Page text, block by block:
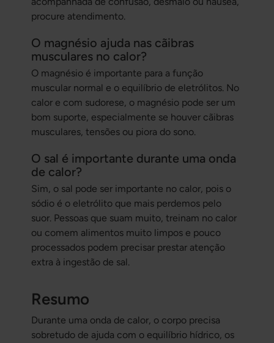
procure atendimento.
O magnésio ajuda nas cãibras
musculares no calor?
O magnésio é importante para a função
muscular normal e o equilíbrio de eletrólitos. No
calor e com sudorese, o magnésio pode ser um
bom suporte, especialmente se houver cãibras
musculares, tensões ou piora do sono.
O sal é importante durante uma onda
de calor?
Sim, o sal pode ser importante no calor, pois o
sódio é o eletrólito que mais perdemos pelo
suor. Pessoas que suam muito, treinam no calor
ou comem alimentos muito limpos e pouco
processados podem precisar prestar atenção
extra à ingestão de sal.
Resumo
Durante uma onda de calor, o corpo precisa
sobretudo de ajuda com o equilíbrio hídrico, os